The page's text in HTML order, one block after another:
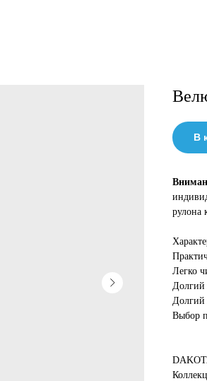
В
рулона
Легко
Долгий
Долгий
Выбор